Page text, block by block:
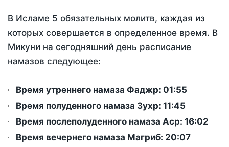
В Исламе 5 обязательных молитв, каждая из
которых совершается в определенное время. В
Микуни на сегодняшний день расписание
намазов следующее:
Время утреннего намаза Фаджр: 01:55
Время полуденного намаза Зухр: 11:45
Время послеполуденного намаза Аср: 16:02
Время вечернего намаза Магриб: 20:07